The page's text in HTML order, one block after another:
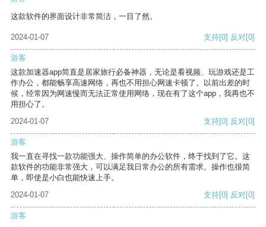
这款软件的界面设计非常简洁，一目了然。
2024-01-07 支持[0] 反对[0]
游客
这款加速器app简直是居家旅行必备神器，无论是看视频、玩游戏还是工
作办公，都能畅享高速网络，再也不用担心网速卡顿了。以前出差的时
候，经常因为网速慢而无法正常使用网络，现在有了这个app，我再也不
用担心了。
2024-01-07
支持[0] 反对[0]
游客
我一直在寻找一款功能强大、操作简单的办公软件，终于找到了它。这
款软件的功能非常强大，可以满足我日常办公的所有需求。操作也很简
单，即使是小白也能快速上手。
2024-01-07
支持[0] 反对[0]
游客